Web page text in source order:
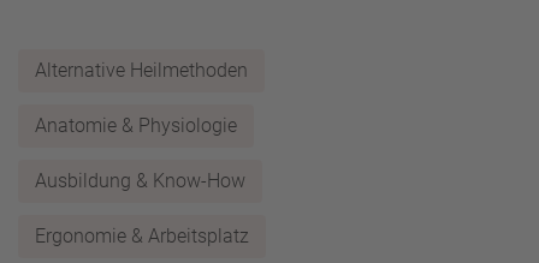
Alternative Heilmethoden
Anatomie & Physiologie
Ausbildung & Know-How
Ergonomie & Arbeitsplatz